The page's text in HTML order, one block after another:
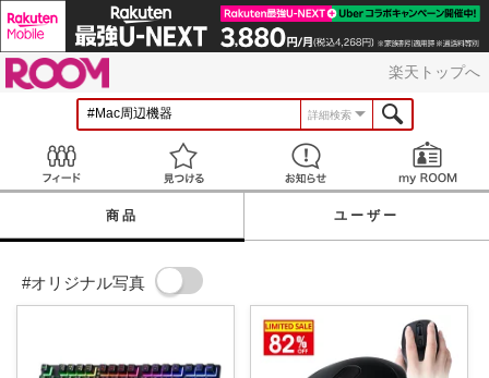
楽天トップへ
詳細検索
見つける お知らせ
商品 ユーザー
#オリジナル写真